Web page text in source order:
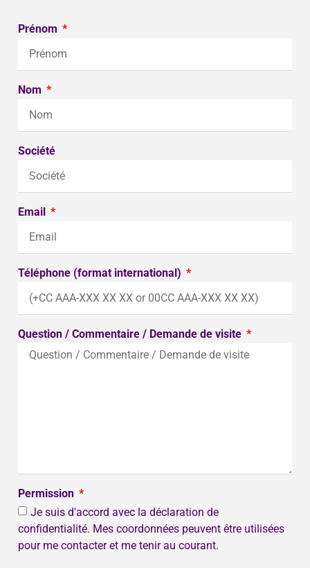
Prénom
Nom
Société
Email
Téléphone (format international)
Question / Commentaire / Demande de visite
Permission
Je suis d'accord avec la déclaration de
confidentialité. Mes coordonnées peuvent être utilisées
pour me contacter et me tenir au courant.